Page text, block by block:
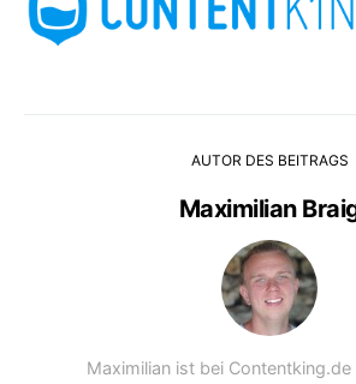
AUTOR DES BEITRAGS
Maximilian
Maximilian ist bei Contentking.de